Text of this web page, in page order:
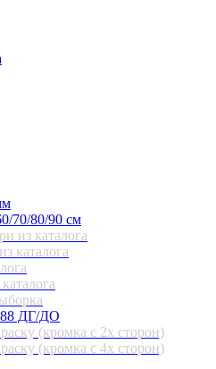
70/80/90 см
из каталога
каталога
ДГ/ДО
(кромка с 2х сторон)
(кромка с 4х сторон)